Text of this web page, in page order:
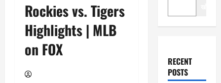
Rockies vs. Tigers
Highlights | MLB
on FOX
RECENT
POSTS